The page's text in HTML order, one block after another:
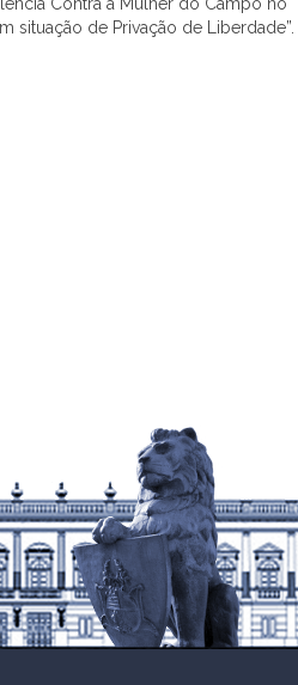
Contra a Mulher do Campo no
situação de Privação de Liberdade”.